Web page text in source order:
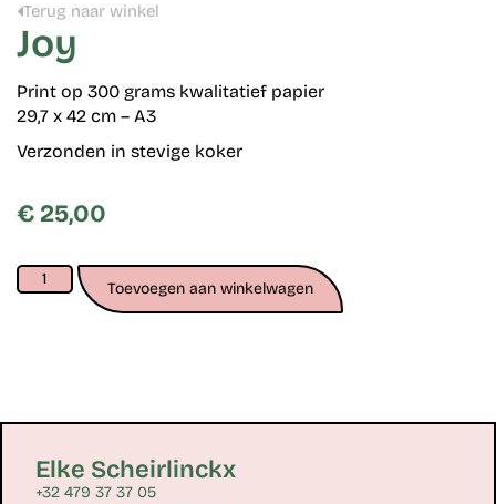
Terug naar winkel
Joy
Print op 300 grams kwalitatief papier
29,7 x 42 cm – A3
Verzonden in stevige koker
€ 25,00
Toevoegen aan winkelwagen
Elke Scheirlinckx
+32 479 37 37 05